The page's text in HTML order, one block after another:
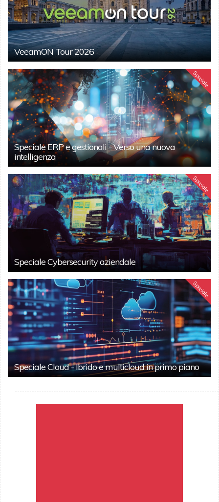
VeeamON Tour 2026
Speciale
Speciale ERP e gestionali - Verso una nuova
intelligenza
Speciale
Speciale Cybersecurity aziendale
Speciale
Speciale Cloud - Ibrido e multicloud in primo piano